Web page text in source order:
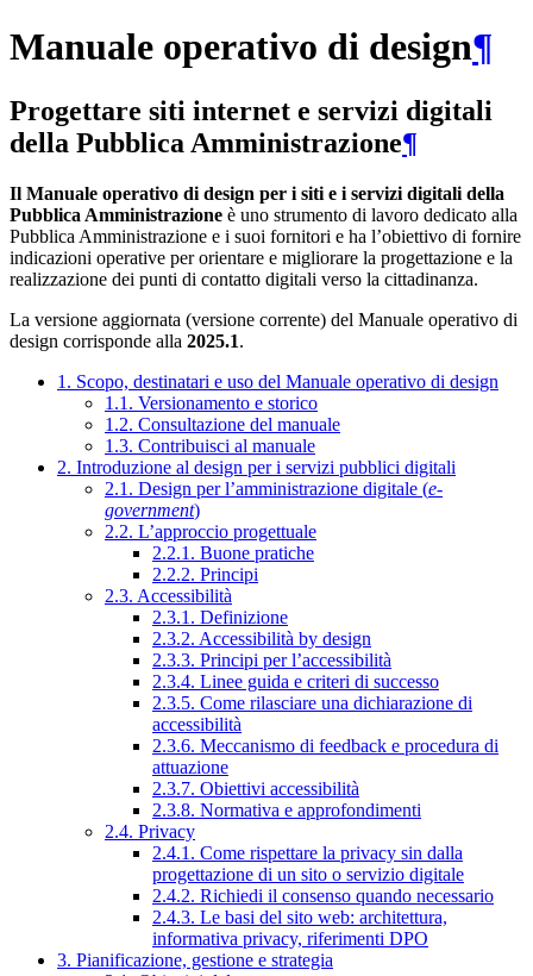
Manuale operativo di design¶
Progettare siti internet e servizi digitali
della Pubblica Amministrazione¶
Il Manuale operativo di design per i siti e i servizi digitali della
Pubblica Amministrazione è uno strumento di lavoro dedicato alla
Pubblica Amministrazione e i suoi fornitori e ha l’obiettivo di fornire
indicazioni operative per orientare e migliorare la progettazione e la
realizzazione dei punti di contatto digitali verso la cittadinanza.
La versione aggiornata (versione corrente) del Manuale operativo di
design corrisponde alla 2025.1.
1. Scopo, destinatari e uso del Manuale operativo di design
1.1. Versionamento e storico
1.2. Consultazione del manuale
1.3. Contribuisci al manuale
2. Introduzione al design per i servizi pubblici digitali
2.1. Design per l’amministrazione digitale (e-
government)
2.2. L’approccio progettuale
2.2.1. Buone pratiche
2.2.2. Principi
2.3. Accessibilità
2.3.1. Definizione
2.3.2. Accessibilità by design
2.3.3. Principi per l’accessibilità
2.3.4. Linee guida e criteri di successo
2.3.5. Come rilasciare una dichiarazione di
accessibilità
2.3.6. Meccanismo di feedback e procedura di
attuazione
2.3.7. Obiettivi accessibilità
2.3.8. Normativa e approfondimenti
2.4. Privacy
2.4.1. Come rispettare la privacy sin dalla
progettazione di un sito o servizio digitale
2.4.2. Richiedi il consenso quando necessario
2.4.3. Le basi del sito web: architettura,
informativa privacy, riferimenti DPO
3. Pianificazione, gestione e strategia